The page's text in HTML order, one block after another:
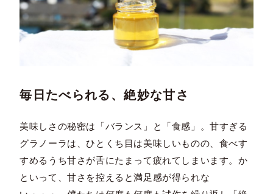
毎日たべられる、絶妙な甘さ
美味しさの秘密は「バランス」と「食感」。甘すぎる
グラノーラは、ひとくち目は美味しいものの、食べす
すめるうち甘さが舌にたまって疲れてしまいます。か
といって、甘さを控えると満足感が得られな